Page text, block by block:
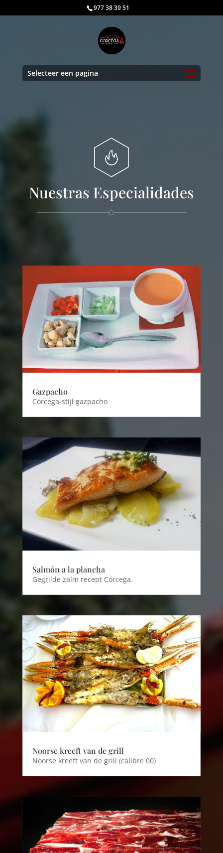
977 38 39 51
Selecteer een pagina
Nuestras Especialidades
Gazpacho
Córcega-stijl gazpacho
Salmón a la plancha
Gegrilde zalm recept Córcega.
Noorse kreeft van de grill
Noorse kreeft van de grill (calibre 00)